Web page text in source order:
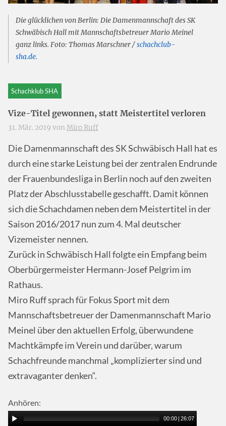
Die glücklichen von Berlin: Die Damenmannschaft des SK
Schwäbisch Hall mit Mannschaftsbetreuer Mario Meinel
ganz links. Foto: Thomas Marschner /schachclub-
sha.de.
Schachklub SHA
Vize-Titel gewonnen, statt Meistertitel verloren
31. Mär. 2019 von Miro Ruff
Die Damenmannschaft des SK Schwäbisch Hall hat es
durch eine starke Leistung bei der zentralen Endrunde
der Frauenbundesliga in Berlin noch auf den zweiten
Platz der Abschlusstabelle geschafft. Damit können
sich die Schachdamen neben dem Meistertitel in der
Saison 2016/2017 nun zum 4. Mal deutscher
Vizemeister nennen.
Zurück in Schwäbisch Hall folgte ein Empfang beim
Oberbürgermeister Hermann-Josef Pelgrim im
Rathaus.
Miro Ruff sprach für Fokus Sport mit dem
Mannschaftsbetreuer der Damenmannschaft Mario
Meinel über den aktuellen Erfolg, überwundene
Machtkämpfe im Verein und darüber, warum
Schachfreunde manchmal „komplizierter sind und
extravaganter denken“.
Anhören:
00:00 | 26:07